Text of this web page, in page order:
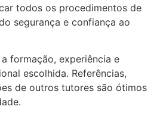
todos os procedimentos de
segurança e confiança ao
formação, experiência e
escolhida. Referências,
de outros tutores são ótimos